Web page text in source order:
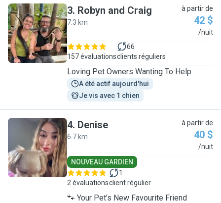
R
3. Robyn and Craig
7.3 km
à partir de
42 $
/nuit
157 évaluations
66
clients réguliers
Loving Pet Owners Wanting To Help
A été actif aujourd'hui
Je vis avec 1 chien
D
4. Denise
6.7 km
à partir de
40 $
/nuit
NOUVEAU GARDIEN
2 évaluations
1
client régulier
🐾 Your Pet’s New Favourite Friend